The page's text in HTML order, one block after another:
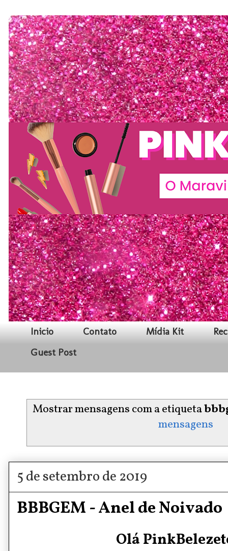
Inicio Contato Mídia Kit
Guest Post
Mostrar mensagens com a etiqueta
mensagens
5 de setembro de 2019
BBBGEM - Anel de Noivado
Olá